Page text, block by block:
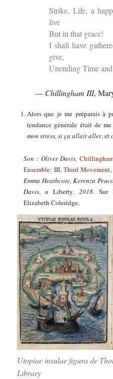
Strike, Life, a
live
But in that grace!
I shall have
give,
Unending Time
— Chillingham III,
Alors que je me préparais à
tendance générale était de
mon stress, si ça allait aller, et
Son : Oliver Davis,
Ensemble: III. Third Movement
Emma Heathcote, Kerenza
Davis,nLiberty , 2018. Sur
Elizabeth Coleridge.
Utopiae insulae figurade
Library